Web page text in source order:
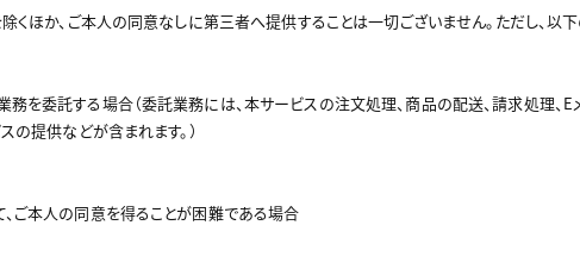
ほか、ご本人の同意なしに第三者へ提供することは一切ございません。ただし、以
委託する場合（委託業務には、本サービスの注文処理、商品の配送、請求処理、E
の提供などが含まれます。）
ご本人の同意を得ることが困難である場合